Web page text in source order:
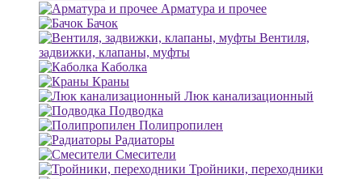
Арматура и прочее
Бачок
Вентиля,
задвижки, клапаны, муфты
Каболка
Краны
Люк канализационный
Подводка
Полипропилен
Радиаторы
Смесители
Тройники, переходники